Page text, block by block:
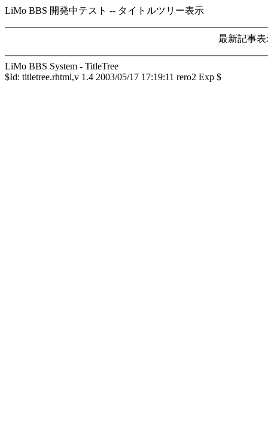
LiMo BBS 開発中テスト -- タイトルツリー表示
最新記事表
LiMo BBS System - TitleTree
$Id: titletree.rhtml,v 1.4 2003/05/17 17:19:11 rero2 Exp $